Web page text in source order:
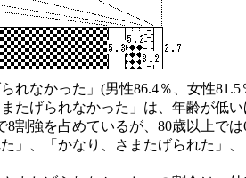
れなかった」(男性86.4％、女性81.5
たげられなかった」は、年齢が低
8割強を占めているが、80歳以上で
」、「かなり、さまたげられた」